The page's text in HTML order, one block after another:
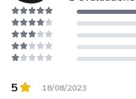
5 18/08/2023